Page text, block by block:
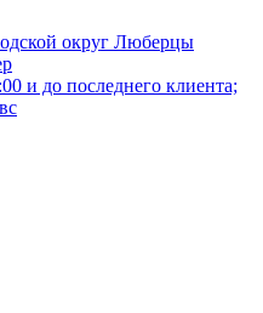
округ Люберцы
и до последнего клиента;